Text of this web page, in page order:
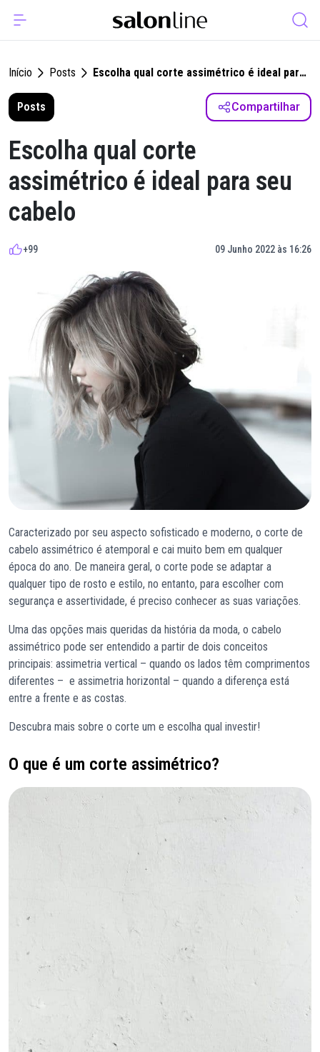
Início Posts
Escolha qual corte assimétrico é ideal para
Posts
Compartilhar
Escolha qual corte
assimétrico é ideal para seu
cabelo
+99 09 Junho 2022 às 16:26
Caracterizado por seu aspecto sofisticado e moderno, o corte de
cabelo assimétrico é atemporal e cai muito bem em qualquer
época do ano. De maneira geral, o corte pode se adaptar a
qualquer tipo de rosto e estilo, no entanto, para escolher com
segurança e assertividade, é preciso conhecer as suas variações.
Uma das opções mais queridas da história da moda, o cabelo
assimétrico pode ser entendido a partir de dois conceitos
principais: assimetria vertical – quando os lados têm comprimentos
diferentes – e assimetria horizontal – quando a diferença está
entre a frente e as costas.
Descubra mais sobre o corte um e escolha qual investir!
O que é um corte assimétrico?